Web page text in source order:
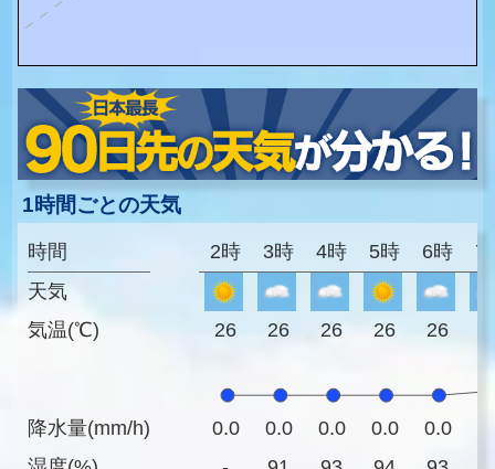
1時間ごとの天気
時間
天気
気温(℃)
降水量(mm/h)
2時 3時 4時 5時 6時 7
26 26 26 26 26
0.0 0.0 0.0 0.0 0.0